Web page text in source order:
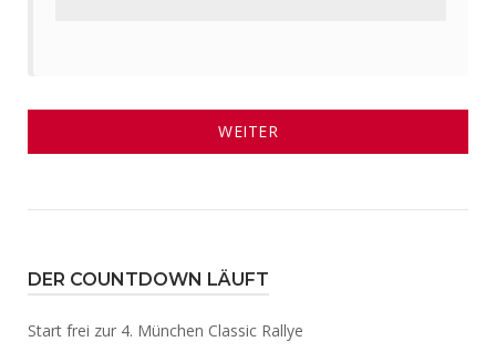
WEITER
DER COUNTDOWN LÄUFT
Start frei zur 4. München Classic Rallye